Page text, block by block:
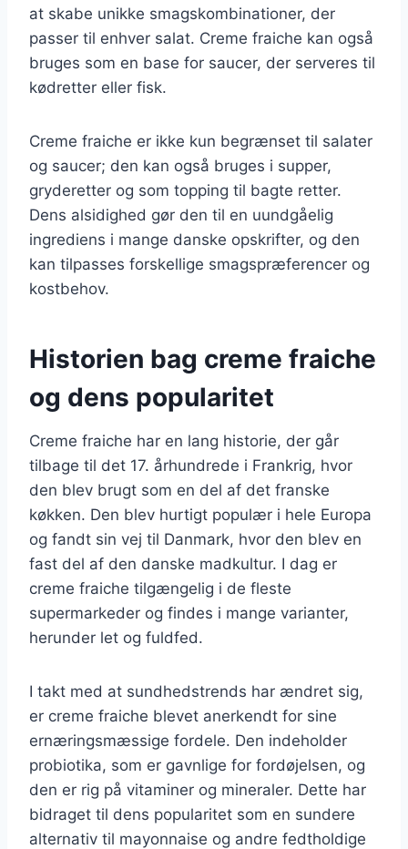
at skabe unikke smagskombinationer, der
passer til enhver salat. Creme fraiche kan også
bruges som en base for saucer, der serveres til
kødretter eller fisk.
Creme fraiche er ikke kun begrænset til salater
og saucer; den kan også bruges i supper,
gryderetter og som topping til bagte retter.
Dens alsidighed gør den til en uundgåelig
ingrediens i mange danske opskrifter, og den
kan tilpasses forskellige smagspræferencer og
kostbehov.
Historien bag creme fraiche
og dens popularitet
Creme fraiche har en lang historie, der går
tilbage til det 17. århundrede i Frankrig, hvor
den blev brugt som en del af det franske
køkken. Den blev hurtigt populær i hele Europa
og fandt sin vej til Danmark, hvor den blev en
fast del af den danske madkultur. I dag er
creme fraiche tilgængelig i de fleste
supermarkeder og findes i mange varianter,
herunder let og fuldfed.
I takt med at sundhedstrends har ændret sig,
er creme fraiche blevet anerkendt for sine
ernæringsmæssige fordele. Den indeholder
probiotika, som er gavnlige for fordøjelsen, og
den er rig på vitaminer og mineraler. Dette har
bidraget til dens popularitet som en sundere
alternativ til mayonnaise og andre fedtholdige